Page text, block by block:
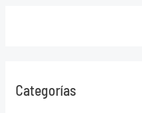
Categorías